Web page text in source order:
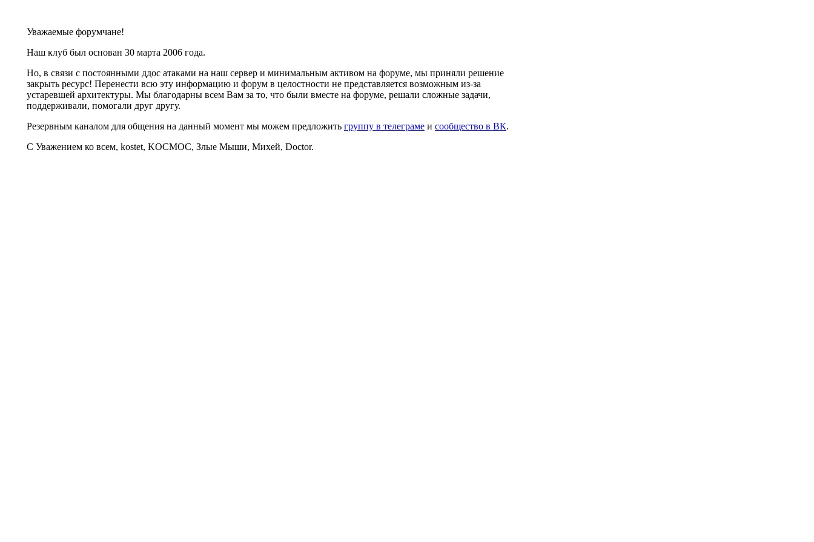
Уважаемые форумчане!
Наш клуб был основан 30 марта 2006 года.
Но, в связи с постоянными ддос атаками на наш сервер и минимальным активом на форуме, мы приняли решение
закрыть ресурс! Перенести всю эту информацию и форум в целостности не представляется возможным из-за
устаревшей архитектуры. Мы благодарны всем Вам за то, что были вместе на форуме, решали сложные задачи,
поддерживали, помогали друг другу.
Резервным каналом для общения на данный момент мы можем предложить группу в телеграме и сообщество в ВК.
С Уважением ко всем, kostet, KOCMOC, Злые Мыши, Михей, Doctor.